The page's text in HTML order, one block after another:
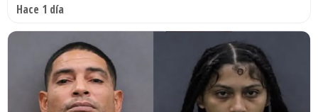
Hace 1 día